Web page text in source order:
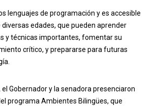
lenguajes de programación y es accesible
edades, que pueden aprender
y técnicas importantes, fomentar su
crítico, y prepararse para futuras
el Gobernador y la senadora presenciaron
programa Ambientes Bilingües, que